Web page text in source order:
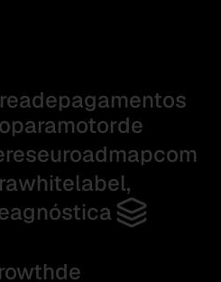
depagamentos
paramotorde
seuroadmapcom
whitelabel,
agnóstica
de